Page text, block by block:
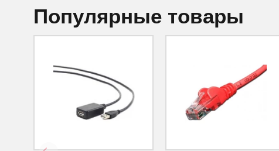
популярные товары